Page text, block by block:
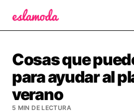
Cosas que
para ayudar al
verano
5 MIN DE LECTURA